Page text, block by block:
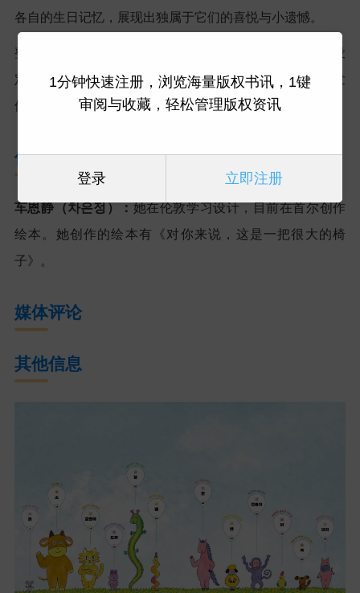
各自的生日记忆，展现出独属于它们的喜悦与小遗憾。
整本书采用图像小说式图文编排，风格活泼俏皮，角色设
定生动有趣，既能帮助孩子们认识生肖与节气，也能激发
他们对生日、友情与自我价值的理解与共鸣。
作者简介
车恩静（차은정） ： 她在伦敦学习设计，目前在首尔创作
绘本。她创作的绘本有《对你来说，这是一把很大的椅
子》。
媒体评论
其他信息
1分钟快速注册，浏览海量版权书讯，1键
审阅与收藏，轻松管理版权资讯
登录 立即注册